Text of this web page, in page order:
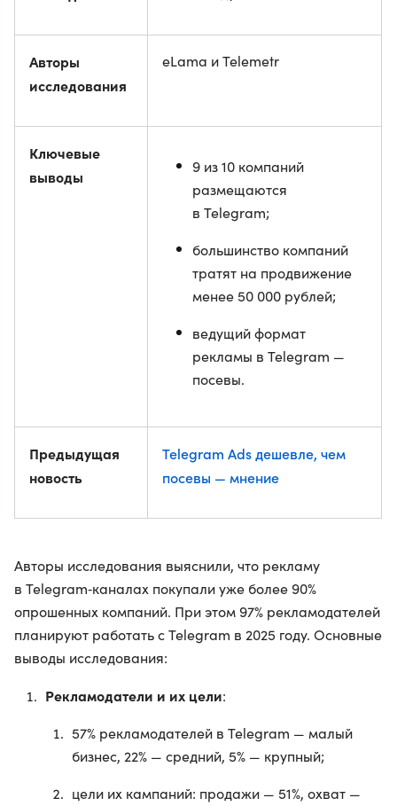
Авторы
исследования
eLama и Telemetr
Ключевые
выводы
9 из 10 компаний
размещаются
в Telegram;
большинство компаний
тратят на продвижение
менее 50 000 рублей;
ведущий формат
рекламы в Telegram —
посевы.
Предыдущая
новость
Telegram Ads дешевле, чем
посевы — мнение
Авторы исследования выяснили, что рекламу
в Telegram‑каналах покупали уже более 90%
опрошенных компаний. При этом 97% рекламодателей
планируют работать с Telegram в 2025 году. Основные
выводы исследования:
Рекламодатели и их цели:
57% рекламодателей в Telegram — малый
бизнес, 22% — средний, 5% — крупный;
цели их кампаний: продажи — 51%, охват —